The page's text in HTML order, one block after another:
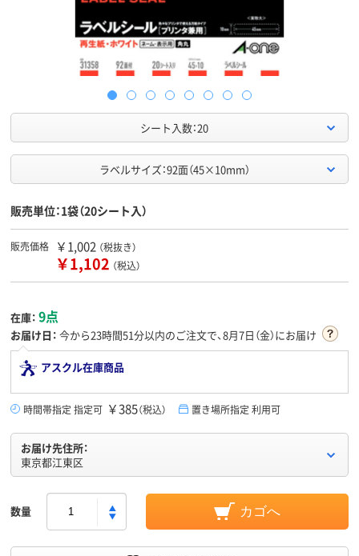
シート入数：20
ラベルサイズ：92面（45×10mm）
販売単位：1袋（20シート入）
販売価格 ￥1,002 （税抜き）
￥1,102 （税込）
在庫： 9点
お届け日： 今から23時間51分以内のご注文で、8月7日（金）にお届け
アスクル在庫商品
時間帯指定 指定可 ￥385（税込） 置き場所指定 利用可
お届け先住所：
東京都江東区
数量 カゴへ